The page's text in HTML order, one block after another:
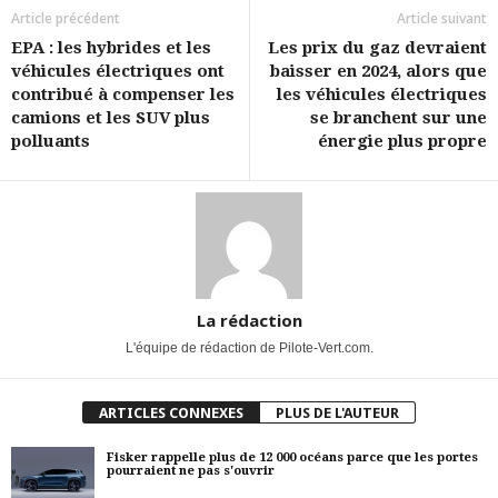
Article précédent
EPA : les hybrides et les
véhicules électriques ont
contribué à compenser les
camions et les SUV plus
polluants
Article suivant
Les prix du gaz devraient
baisser en 2024, alors que
les véhicules électriques
se branchent sur une
énergie plus propre
La rédaction
L'équipe de rédaction de Pilote-Vert.com.
ARTICLES CONNEXES PLUS DE L'AUTEUR
Fisker rappelle plus de 12 000 océans parce que les portes
pourraient ne pas s'ouvrir